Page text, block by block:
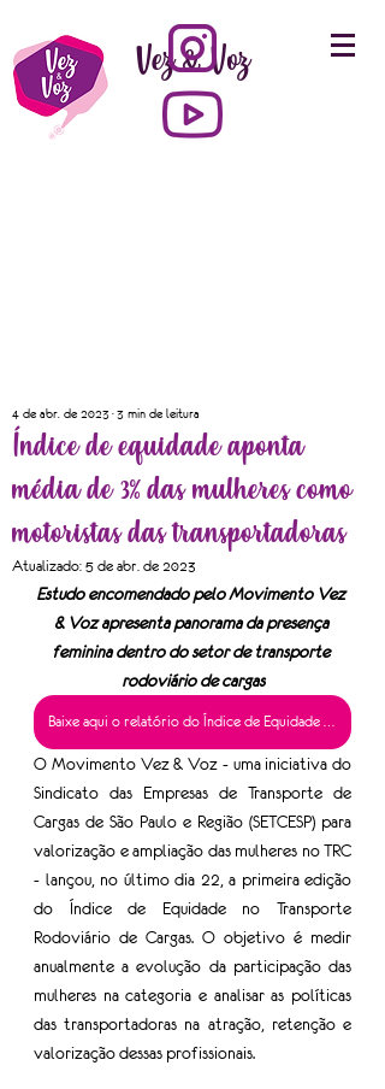
Vez & Voz
Índice de equidade aponta
média de 3% das mulheres como
motoristas das transportadoras
4 de abr. de 2023 3 min de leitura
Atualizado: 5 de abr. de 2023
Estudo encomendado pelo Movimento Vez
& Voz apresenta panorama da presença
feminina dentro do setor de transporte
rodoviário de cargas
Baixe aqui o relatório do Índice de Equidade do TRC
O Movimento Vez & Voz - uma iniciativa do
Sindicato das Empresas de Transporte de
Cargas de São Paulo e Região (SETCESP) para
valorização e ampliação das mulheres no TRC
- lançou, no último dia 22, a primeira edição
do Índice de Equidade no Transporte
Rodoviário de Cargas. O objetivo é medir
anualmente a evolução da participação das
mulheres na categoria e analisar as políticas
das transportadoras na atração, retenção e
valorização dessas profissionais.